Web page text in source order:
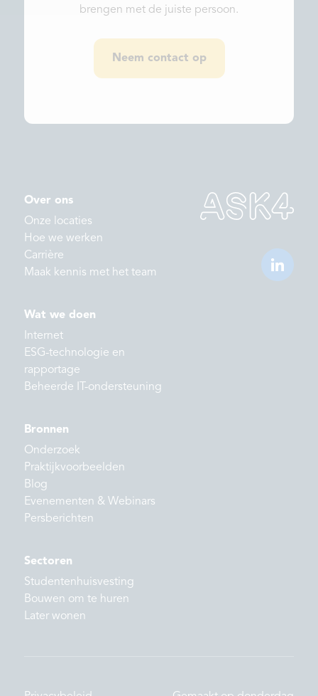
brengen met de juiste persoon.
Neem contact op
Over ons
Onze locaties
Hoe we werken
Carrière
Maak kennis met het team
Wat we doen
Internet
ESG-technologie en
rapportage
Beheerde IT-ondersteuning
Bronnen
Onderzoek
Praktijkvoorbeelden
Blog
Evenementen & Webinars
Persberichten
Sectoren
Studentenhuisvesting
Bouwen om te huren
Later wonen